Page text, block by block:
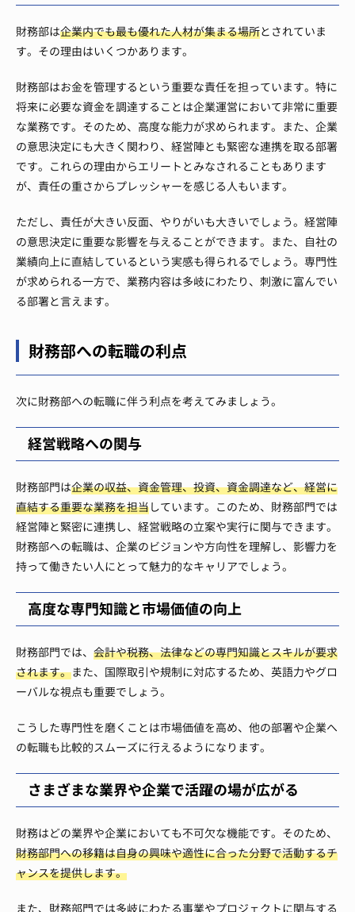
財務部は企業内でも最も優れた人材が集まる場所とされていま
す。その理由はいくつかあります。
財務部はお金を管理するという重要な責任を担っています。特に
将来に必要な資金を調達することは企業運営において非常に重要
な業務です。そのため、高度な能力が求められます。また、企業
の意思決定にも大きく関わり、経営陣とも緊密な連携を取る部署
です。これらの理由からエリートとみなされることもあります
が、責任の重さからプレッシャーを感じる人もいます。
ただし、責任が大きい反面、やりがいも大きいでしょう。経営陣
の意思決定に重要な影響を与えることができます。また、自社の
業績向上に直結しているという実感も得られるでしょう。専門性
が求められる一方で、業務内容は多岐にわたり、刺激に富んでい
る部署と言えます。
財務部への転職の利点
次に財務部への転職に伴う利点を考えてみましょう。
経営戦略への関与
財務部門は企業の収益、資金管理、投資、資金調達など、経営に
直結する重要な業務を担当しています。このため、財務部門では
経営陣と緊密に連携し、経営戦略の立案や実行に関与できます。
財務部への転職は、企業のビジョンや方向性を理解し、影響力を
持って働きたい人にとって魅力的なキャリアでしょう。
高度な専門知識と市場価値の向上
財務部門では、 会計や税務、法律などの専門知識とスキルが要求
されます。また、国際取引や規制に対応するため、英語力やグロ
ーバルな視点も重要でしょう。
こうした専門性を磨くことは市場価値を高め、他の部署や企業へ
の転職も比較的スムーズに行えるようになります。
さまざまな業界や企業で活躍の場が広がる
財務はどの業界や企業においても不可欠な機能です。そのため、
財務部門への移籍は自身の興味や適性に合った分野で活動するチ
ャンスを提供します。
また、財務部門では多岐にわたる事業やプロジェクトに関与する